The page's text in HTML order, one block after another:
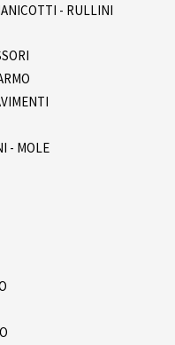
- RULLINI
- MOLE